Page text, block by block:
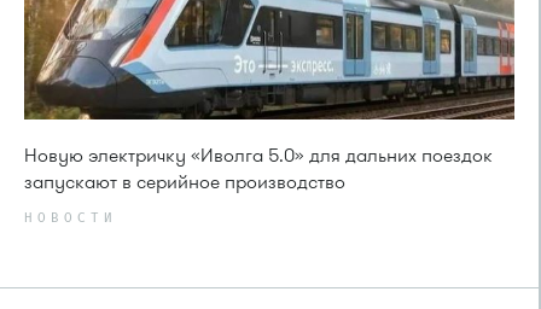
Новую электричку «Иволга 5.0» для дальних поездок
запускают в серийное производство
НОВОСТИ